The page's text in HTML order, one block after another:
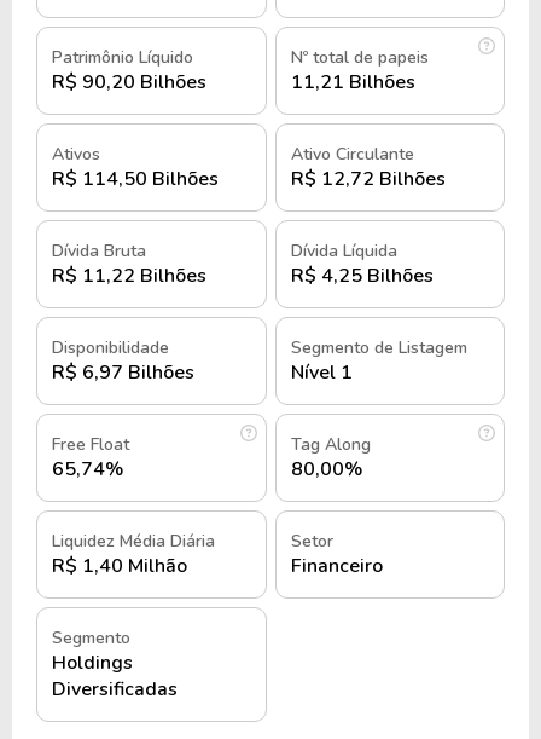
História e quando foi criada a Itaúsa
Fundada em 2002, a Itaúsa surgiu com o objetivo
de gerenciar e expandir as participações acionárias
da família Villela em empresas dos setores
financeiro, industrial, comércio e serviços.
Derivada das operações do banco Itaú, que foi
fundado em 1945, rapidamente a empresa assumiu
um papel estratégico no mercado, se destacando
pela diversificação inteligente do seu portfólio.
Essa estratégia de diversificação permitiu à holding
crescer de forma sustentável, mantendo uma
gestão eficiente e uma política de distribuição
constante de dividendos.
Nos primeiros anos de operação, a Itaúsa
enfrentou o desafio de se posicionar como uma
holding independente, diferenciando suas
operações das atividades do banco Itaú.
Contudo, com uma gestão focada em crescimento
de longo prazo e um portfólio diversificado, a
Patrimônio Líquido
R$ 90,20 Bilhões
Nº total de papeis
11,21 Bilhões
Ativos
R$ 114,50 Bilhões
Ativo Circulante
R$ 12,72 Bilhões
Dívida Bruta
R$ 11,22 Bilhões
Dívida Líquida
R$ 4,25 Bilhões
Disponibilidade
R$ 6,97 Bilhões
Segmento de Listagem
Nível 1
Free Float
65,74%
Tag Along
80,00%
Liquidez Média Diária
R$ 1,40 Milhão
Setor
Financeiro
Segmento
Holdings
Diversificadas